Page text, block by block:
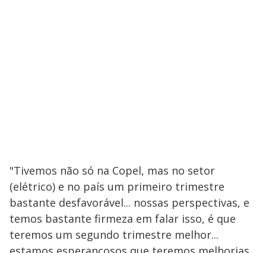
"Tivemos não só na Copel, mas no setor
(elétrico) e no país um primeiro trimestre
bastante desfavorável... nossas perspectivas, e
temos bastante firmeza em falar isso, é que
teremos um segundo trimestre melhor...